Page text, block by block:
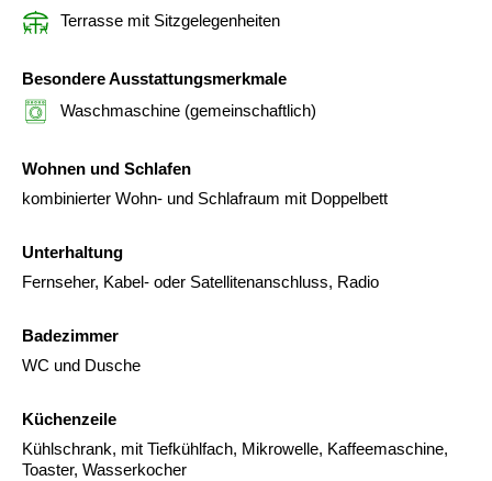
Terrasse mit Sitzgelegenheiten
Besondere Ausstattungsmerkmale
Waschmaschine (gemeinschaftlich)
Wohnen und Schlafen
kombinierter Wohn- und Schlafraum mit Doppelbett
Unterhaltung
Fernseher, Kabel- oder Satellitenanschluss, Radio
Badezimmer
WC und Dusche
Küchenzeile
Kühlschrank, mit Tiefkühlfach, Mikrowelle, Kaffeemaschine,
Toaster, Wasserkocher